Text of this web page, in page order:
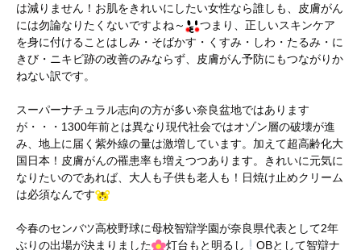
は減りません！お肌をきれいにしたい女性なら誰しも、皮膚がん
には勿論なりたくないですよね～
つまり、正しいスキンケア
を身に付けることはしみ・そばかす・くすみ・しわ・たるみ・に
きび・ニキビ跡の改善のみならず、皮膚がん予防にもつながりか
ねない訳です。
スーパーナチュラル志向の方が多い奈良盆地ではあります
が・・・1300年前とは異なり現代社会ではオゾン層の破壊が進
み、地上に届く紫外線の量は激増しています。加えて超高齢化大
国日本！皮膚がんの罹患率も増えつつあります。きれいに元気に
なりたいのであれば、大人も子供も老人も！日焼け止めクリーム
は必須なんです
今春のセンバツ高校野球に母校智辯学園が奈良県代表として2年
ぶりの出場が決まりました
灯台もと明るし
OBとして智辯ナ